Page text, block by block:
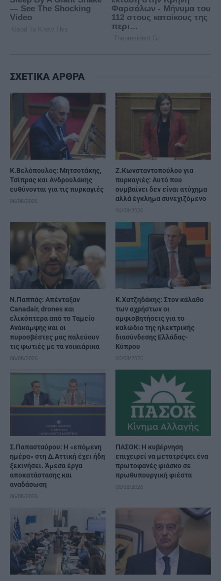
ΣΧΕΤΙΚΑ ΑΡΘΡΑ
K.Βελόπουλος: Μητσοτάκης,
Τσίπρας και Ανδρουλάκης
ευθύνονται για τις πυρκαγιές
06/08/2026
Ζ.Κωνσταντοπούλου για
πυρκαγιές: Αυτό που
συμβαίνει δεν είναι ατύχημα
αλλά έγκλημα συνεχιζόμενο
06/08/2026
Ν.Παππάς: Απένταξαν
Canadair, drones και
ελικόπτερα από το Ταμείο
Ανάκαμψης και οι
πυροσβέστες μας παλεύουν
τις φωτιές με τα νοικιάρικα
06/08/2026
Κ.Χατζηδάκης: Στον κάλαθο
των αχρήστων οι
αμφισβητήσεις για το
καλώδιο της ηλεκτρικής
διασύνδεσης Ελλάδας-
Κύπρου
06/08/2026
Σ.Παπασταύρου: Η «επόμενη
ημέρα» στη Δ.Αττική έχει ήδη
ξεκινήσει. Άμεσα έργα
αποκατάστασης και
αναδάσωση
06/08/2026
ΠΑΣΟΚ: Η κυβέρνηση
επιχειρεί να μετατρέψει ένα
πρωτοφανές φιάσκο σε
πρωθυπουργική φιέστα
06/08/2026